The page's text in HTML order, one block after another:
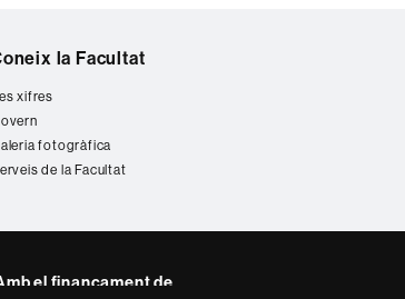
la Facultat
xifres
fotogràfica
de la Facultat
el finançament de